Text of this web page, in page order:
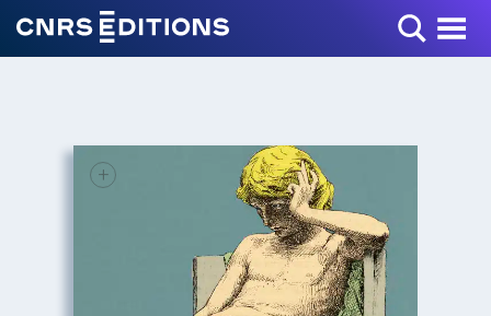
Toggle Menu
+